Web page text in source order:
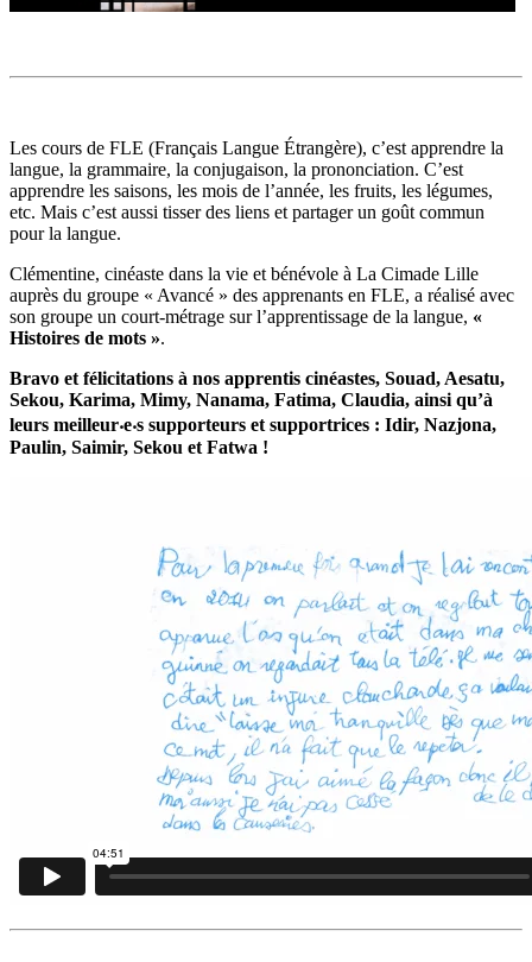
Les cours de FLE (Français Langue Étrangère), c’est apprendre la
langue, la grammaire, la conjugaison, la prononciation. C’est
apprendre les saisons, les mois de l’année, les fruits, les légumes,
etc. Mais c’est aussi tisser des liens et partager un goût commun
pour la langue.
Clémentine, cinéaste dans la vie et bénévole à La Cimade Lille
auprès du groupe « Avancé » des apprenants en FLE, a réalisé avec
son groupe un court-métrage sur l’apprentissage de la langue, «
Histoires de mots ».
Bravo et félicitations à nos apprentis cinéastes, Souad, Aesatu,
Sekou, Karima, Mimy, Nanama, Fatima, Claudia, ainsi qu’à
leurs meilleur⸳e⸳s supporteurs et supportrices : Idir, Nazjona,
Paulin, Saimir, Sekou et Fatwa !